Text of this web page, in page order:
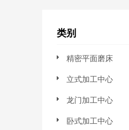
类别
精密平面磨床
立式加工中心
龙门加工中心
卧式加工中心